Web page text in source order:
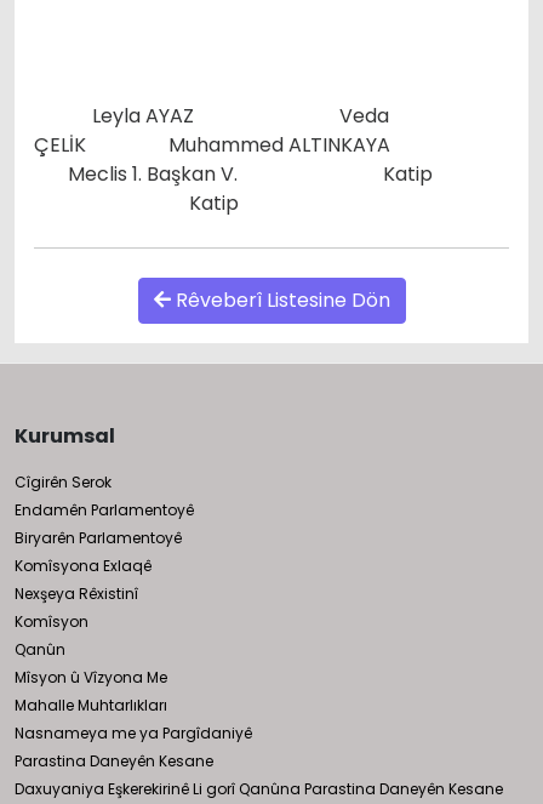
Leyla AYAZ Veda
ÇELİK Muhammed ALTINKAYA
Meclis 1. Başkan V. Katip
Katip
Rêveberî Listesine Dön
Kurumsal
Cîgirên Serok
Endamên Parlamentoyê
Biryarên Parlamentoyê
Komîsyona Exlaqê
Nexşeya Rêxistinî
Komîsyon
Qanûn
Mîsyon û Vîzyona Me
Mahalle Muhtarlıkları
Nasnameya me ya Pargîdaniyê
Parastina Daneyên Kesane
Daxuyaniya Eşkerekirinê Li gorî Qanûna Parastina Daneyên Kesane